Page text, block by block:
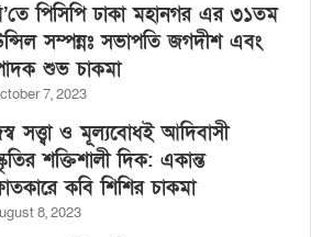
পিসিপি ঢাকা মহানগর এর ৩১তম
সম্পন্নঃ সভাপতি জগদীশ এবং
শুভ চাকমা
7, 2023
সত্ত্বা ও মূল্যবোধই আদিবাসী
শক্তিশালী দিক: একান্ত
কবি শিশির চাকমা
8, 2023